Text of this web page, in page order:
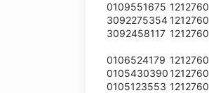
0109551675
3092275354
3092458117
0106524179
0105430390
0105123553